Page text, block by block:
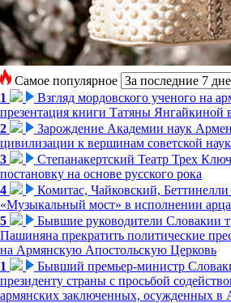
Самое популярное
1
Взгляд мордовского ученого на
презентация книги Татяны Янгайкиной
2
Зарождение Академии наук
цивилизации к вершинам советской
3
Степанакертский Театр Трех
постановку на основе русского рока
4
Комитас, Чайковский, Беттинелли
«Музыкальный мост» в исполнении
5
Бывшие руководители Словакии
Пашиняна прекратить политические
на Армянскую Апостольскую Церковь
1
Бывший премьер-министр
президенту страны с просьбой
армянских заключенных, осужденных в